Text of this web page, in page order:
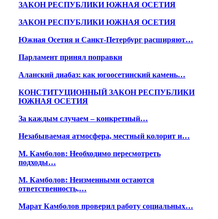
ЗАКОН РЕСПУБЛИКИ ЮЖНАЯ ОСЕТИЯ
ЗАКОН РЕСПУБЛИКИ ЮЖНАЯ ОСЕТИЯ
Южная Осетия и Санкт-Петербург расширяют…
Парламент принял поправки
Аланский диабаз: как югоосетинский камень…
КОНСТИТУЦИОННЫЙ ЗАКОН РЕСПУБЛИКИ
ЮЖНАЯ ОСЕТИЯ
За каждым случаем – конкретный…
Незабываемая атмосфера, местный колорит и…
М. Камболов: Необходимо пересмотреть
подходы…
М. Камболов: Неизменными остаются
ответственность,…
Марат Камболов проверил работу социальных…